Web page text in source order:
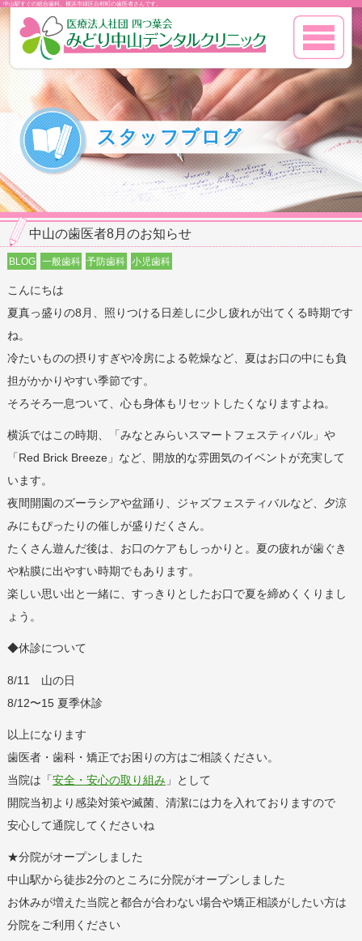
中山駅すぐの総合歯科、横浜市緑区台村町の歯医者さんです。
中山の歯医者8月のお知らせ
BLOG 一般歯科 予防歯科 小児歯科
こんにちは
夏真っ盛りの8月、照りつける日差しに少し疲れが出てくる時期です
ね。
冷たいものの摂りすぎや冷房による乾燥など、夏はお口の中にも負
担がかかりやすい季節です。
そろそろ一息ついて、心も身体もリセットしたくなりますよね。
横浜ではこの時期、「みなとみらいスマートフェスティバル」や
「Red Brick Breeze」など、開放的な雰囲気のイベントが充実して
います。
夜間開園のズーラシアや盆踊り、ジャズフェスティバルなど、夕涼
みにもぴったりの催しが盛りだくさん。
たくさん遊んだ後は、お口のケアもしっかりと。夏の疲れが歯ぐき
や粘膜に出やすい時期でもあります。
楽しい思い出と一緒に、すっきりとしたお口で夏を締めくくりまし
ょう。
◆休診について
8/11 山の日
8/12〜15 夏季休診
以上になります
歯医者・歯科・矯正でお困りの方はご相談ください。
当院は「安全・安心の取り組み 」として
開院当初より感染対策や滅菌、清潔には力を入れておりますので
安心して通院してくださいね
★分院がオープンしました
中山駅から徒歩2分のところに分院がオープンしました
お休みが増えた当院と都合が合わない場合や矯正相談がしたい方は
分院をご利用ください